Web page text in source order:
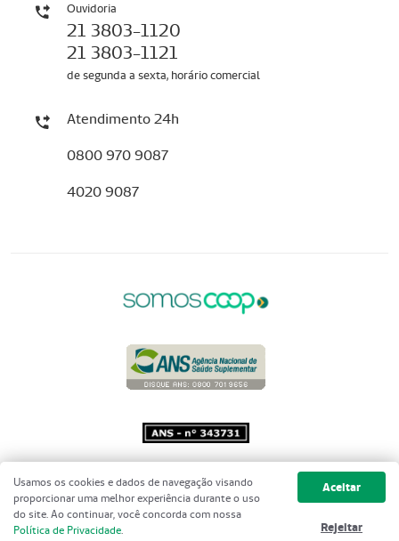
Ouvidoria
21 3803-1120
21 3803-1121
de segunda a sexta, horário comercial
Atendimento 24h
0800 970 9087
4020 9087
Copyright 2001 - 2026 Unimed do
Brasil - Todos os direitos reservados
Usamos os cookies e dados de navegação visando
proporcionar uma melhor experiência durante o uso
do site. Ao continuar, você concorda com nossa
Política de Privacidade.
Aceitar
Rejeitar